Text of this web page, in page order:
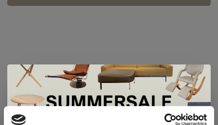
Geen producten gevonden!...